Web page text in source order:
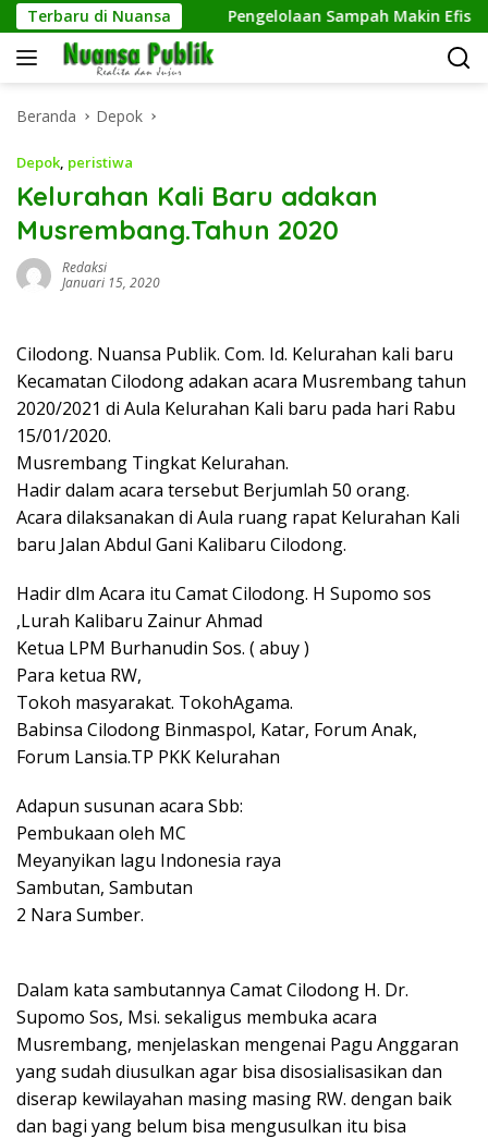
Langsung
ke
konten
Terbaru di Nuansa
Informal Pengelolaan Sampah Makin Efisien,
Beranda Depok
Depok, peristiwa
Kelurahan Kali Baru adakan
Musrembang.Tahun 2020
Redaksi
Januari 15, 2020
Cilodong. Nuansa Publik. Com. Id. Kelurahan kali baru
Kecamatan Cilodong adakan acara Musrembang tahun
2020/2021 di Aula Kelurahan Kali baru pada hari Rabu
15/01/2020.
Musrembang Tingkat Kelurahan.
Hadir dalam acara tersebut Berjumlah 50 orang.
Acara dilaksanakan di Aula ruang rapat Kelurahan Kali
baru Jalan Abdul Gani Kalibaru Cilodong.
Hadir dlm Acara itu Camat Cilodong. H Supomo sos
,Lurah Kalibaru Zainur Ahmad
Ketua LPM Burhanudin Sos. ( abuy )
Para ketua RW,
Tokoh masyarakat. TokohAgama.
Babinsa Cilodong Binmaspol, Katar, Forum Anak,
Forum Lansia.TP PKK Kelurahan
Adapun susunan acara Sbb:
Pembukaan oleh MC
Meyanyikan lagu Indonesia raya
Sambutan, Sambutan
2 Nara Sumber.
Dalam kata sambutannya Camat Cilodong H. Dr.
Supomo Sos, Msi. sekaligus membuka acara
Musrembang, menjelaskan mengenai Pagu Anggaran
yang sudah diusulkan agar bisa disosialisasikan dan
diserap kewilayahan masing masing RW. dengan baik
dan bagi yang belum bisa mengusulkan itu bisa